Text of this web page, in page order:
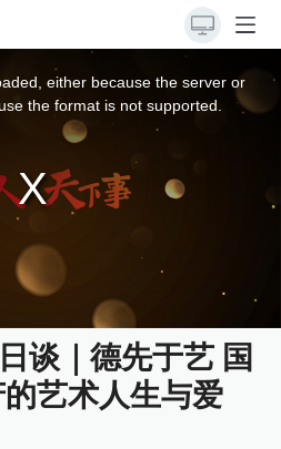
either because the server or
the format is not supported.
谈｜德先于艺 国
艺术人生与爱